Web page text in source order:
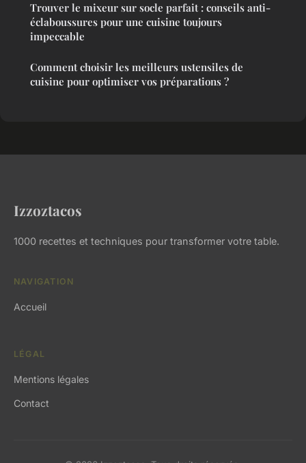
Trouver le mixeur sur socle parfait : conseils anti-
éclaboussures pour une cuisine toujours
impeccable
Comment choisir les meilleurs ustensiles de
cuisine pour optimiser vos préparations ?
Izzoztacos
1000 recettes et techniques pour transformer votre table.
NAVIGATION
Accueil
LÉGAL
Mentions légales
Contact